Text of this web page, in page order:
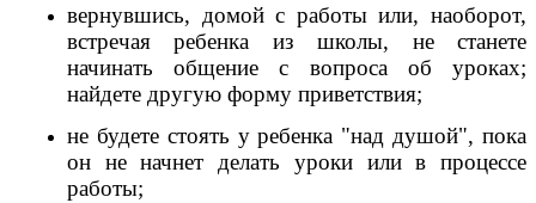
вернувшись, домой с работы или, наоборот,
встречая ребенка из школы, не станете
начинать общение с вопроса об уроках;
найдете другую форму приветствия;
не будете стоять у ребенка "над душой", пока
он не начнет делать уроки или в процессе
работы;